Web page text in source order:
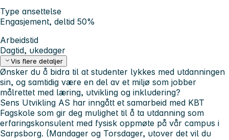
Type ansettelse
Engasjement, deltid 50%
Arbeidstid
Dagtid, ukedager
Vis flere detaljer
Ønsker du å bidra til at studenter lykkes med utdanningen
sin, og samtidig være en del av et miljø som jobber
målrettet med læring, utvikling og inkludering?
Sens Utvikling AS har inngått et samarbeid med KBT
Fagskole som gir deg mulighet til å ta utdanning som
erfaringskonsulent med fysisk oppmøte på vår campus i
Sarpsborg. (Mandager og Torsdager, utover det vil du